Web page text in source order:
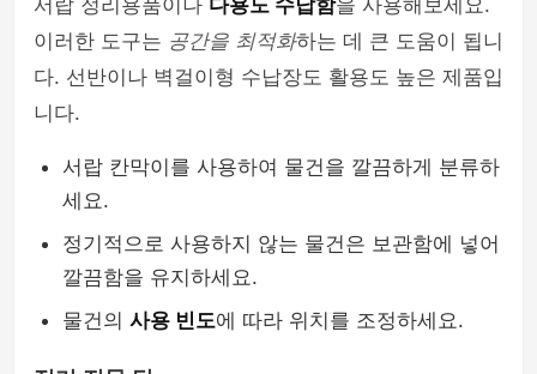
서랍 정리용품이나 다용도 수납함을 사용해보세요.
이러한 도구는 공간을 최적화하는 데 큰 도움이 됩니
다. 선반이나 벽걸이형 수납장도 활용도 높은 제품입
니다.
서랍 칸막이를 사용하여 물건을 깔끔하게 분류하
세요.
정기적으로 사용하지 않는 물건은 보관함에 넣어
깔끔함을 유지하세요.
물건의 사용 빈도에 따라 위치를 조정하세요.